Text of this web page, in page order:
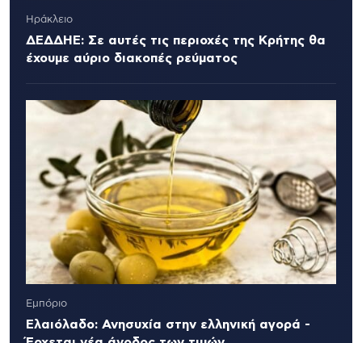
Ηράκλειο
ΔΕΔΔΗΕ: Σε αυτές τις περιοχές της Κρήτης θα
έχουμε αύριο διακοπές ρεύματος
Εμπόριο
Ελαιόλαδο: Ανησυχία στην ελληνική αγορά -